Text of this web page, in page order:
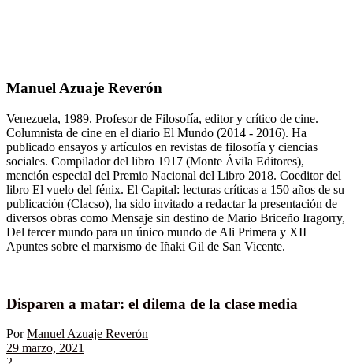
Manuel Azuaje Reverón
Venezuela, 1989. Profesor de Filosofía, editor y crítico de cine.
Columnista de cine en el diario El Mundo (2014 - 2016). Ha
publicado ensayos y artículos en revistas de filosofía y ciencias
sociales. Compilador del libro 1917 (Monte Ávila Editores),
mención especial del Premio Nacional del Libro 2018. Coeditor del
libro El vuelo del fénix. El Capital: lecturas críticas a 150 años de su
publicación (Clacso), ha sido invitado a redactar la presentación de
diversos obras como Mensaje sin destino de Mario Briceño Iragorry,
Del tercer mundo para un único mundo de Ali Primera y XII
Apuntes sobre el marxismo de Iñaki Gil de San Vicente.
Disparen a matar: el dilema de la clase media
Por Manuel Azuaje Reverón
29 marzo, 2021